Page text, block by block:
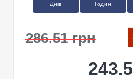
Днів Годин
286.51 грн